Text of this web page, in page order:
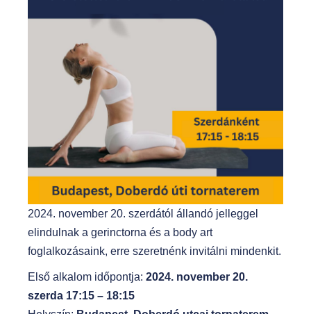
2024. november 20. szerdától állandó jelleggel
elindulnak a gerinctorna és a body art
foglalkozásaink, erre szeretnénk invitálni mindenkit.
Első alkalom időpontja: 2024. november 20.
szerda 17:15 – 18:15